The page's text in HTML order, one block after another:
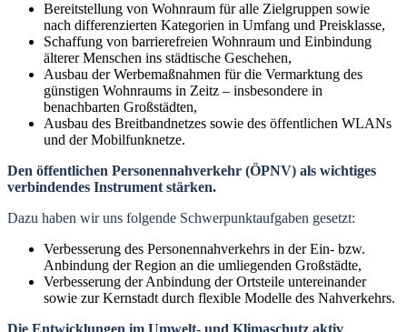
Bereitstellung von Wohnraum für alle Zielgruppen sowie
nach differenzierten Kategorien in Umfang und Preisklasse,
Schaffung von barrierefreien Wohnraum und Einbindung
älterer Menschen ins städtische Geschehen,
Ausbau der Werbemaßnahmen für die Vermarktung des
günstigen Wohnraums in Zeitz – insbesondere in
benachbarten Großstädten,
Ausbau des Breitbandnetzes sowie des öffentlichen WLANs
und der Mobilfunknetze.
Den öffentlichen Personennahverkehr (ÖPNV) als wichtiges
verbindendes Instrument stärken.
Dazu haben wir uns folgende Schwerpunktaufgaben gesetzt:
Verbesserung des Personennahverkehrs in der Ein- bzw.
Anbindung der Region an die umliegenden Großstädte,
Verbesserung der Anbindung der Ortsteile untereinander
sowie zur Kernstadt durch flexible Modelle des Nahverkehrs.
Die Entwicklungen im Umwelt- und Klimaschutz aktiv